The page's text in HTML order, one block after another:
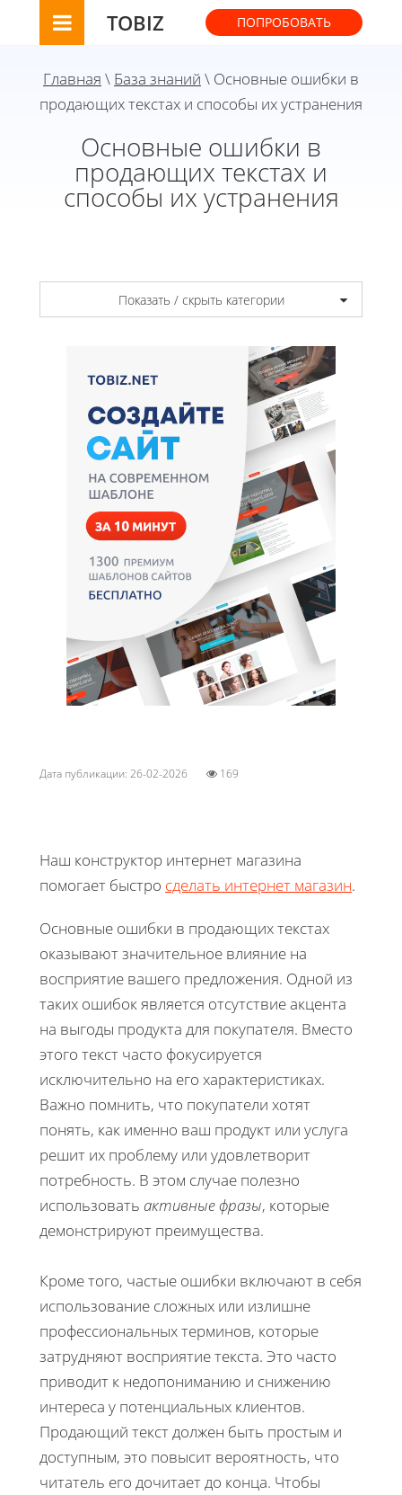
TOBIZ ПОПРОБОВАТЬ
Главная \ База знаний \ Основные ошибки в
продающих текстах и способы их устранения
Основные ошибки в
продающих текстах и
способы их устранения
Показать / скрыть категории
Дата публикации: 26-02-2026 169
Наш конструктор интернет магазина
помогает быстро сделать интернет магазин.
Основные ошибки в продающих текстах
оказывают значительное влияние на
восприятие вашего предложения. Одной из
таких ошибок является отсутствие акцента
на выгоды продукта для покупателя. Вместо
этого текст часто фокусируется
исключительно на его характеристиках.
Важно помнить, что покупатели хотят
понять, как именно ваш продукт или услуга
решит их проблему или удовлетворит
потребность. В этом случае полезно
использовать активные фразы, которые
демонстрируют преимущества.
Кроме того, частые ошибки включают в себя
использование сложных или излишне
профессиональных терминов, которые
затрудняют восприятие текста. Это часто
приводит к недопониманию и снижению
интереса у потенциальных клиентов.
Продающий текст должен быть простым и
доступным, это повысит вероятность, что
читатель его дочитает до конца. Чтобы